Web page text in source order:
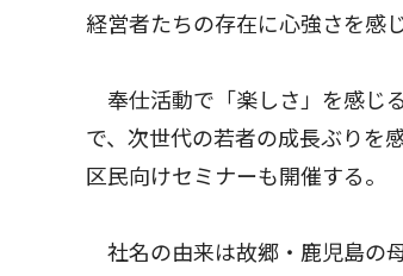
経営者たちの存在に心強さを感じ
奉仕活動で「楽しさ」を感じ
で、次世代の若者の成長ぶりを
区民向けセミナーも開催する。
社名の由来は故郷・鹿児島の